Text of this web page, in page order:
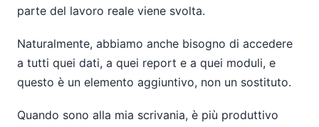
parte del lavoro reale viene svolta.
Naturalmente, abbiamo anche bisogno di accedere
a tutti quei dati, a quei report e a quei moduli, e
questo è un elemento aggiuntivo, non un sostituto.
Quando sono alla mia scrivania, è più produttivo